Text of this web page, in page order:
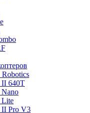
II 640T
Lite
II Pro V3